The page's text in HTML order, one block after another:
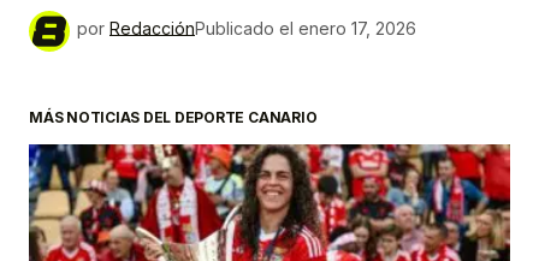
por RedacciónPublicado el enero 17, 2026
MÁS NOTICIAS DEL DEPORTE CANARIO